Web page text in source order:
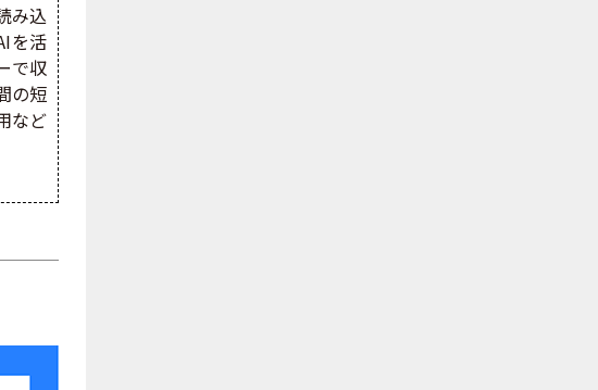
み込
を活
で収
の短
など